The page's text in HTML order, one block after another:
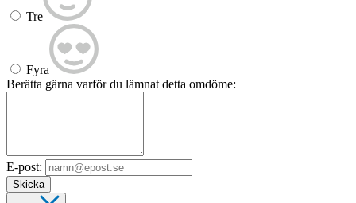
Tre
Fyra
Berätta gärna varför du lämnat detta omdöme:
E-post:
Skicka